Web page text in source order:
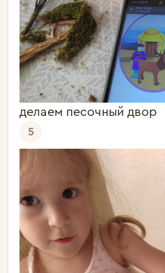
делаем песочный двор
5